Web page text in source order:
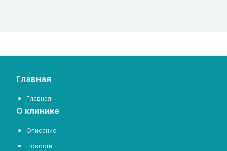
главная
Главная
о клинике
Описание
Новости